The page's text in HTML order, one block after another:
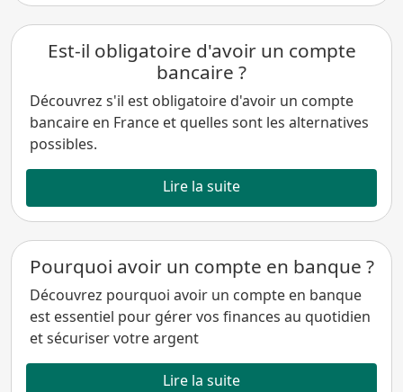
Est-il obligatoire d'avoir un compte
bancaire ?
Découvrez s'il est obligatoire d'avoir un compte
bancaire en France et quelles sont les alternatives
possibles.
Lire la suite
Pourquoi avoir un compte en banque ?
Découvrez pourquoi avoir un compte en banque
est essentiel pour gérer vos finances au quotidien
et sécuriser votre argent
Lire la suite